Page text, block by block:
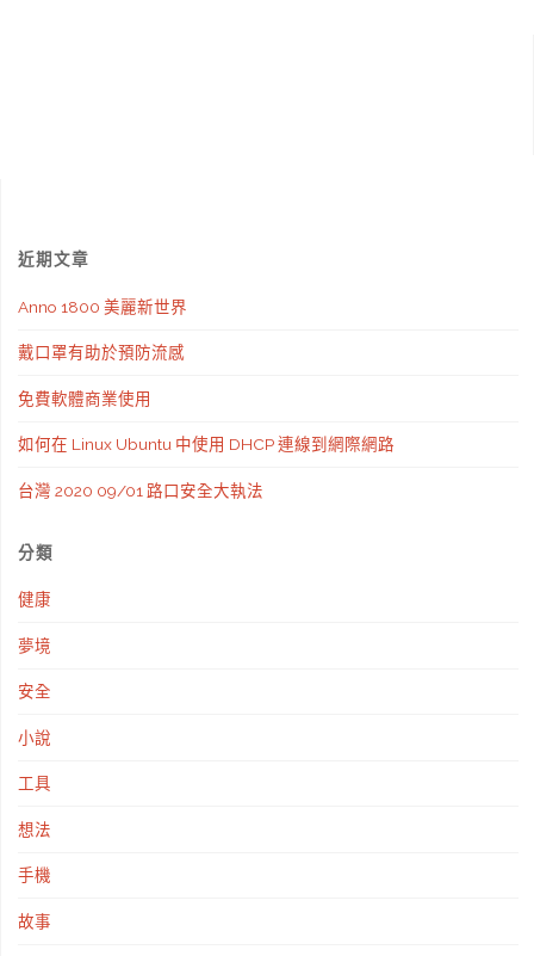
近期文章
Anno 1800 美麗新世界
戴口罩有助於預防流感
免費軟體商業使用
如何在 Linux Ubuntu 中使用 DHCP 連線到網際網路
台灣 2020 09/01 路口安全大執法
分類
健康
夢境
安全
小說
工具
想法
手機
故事